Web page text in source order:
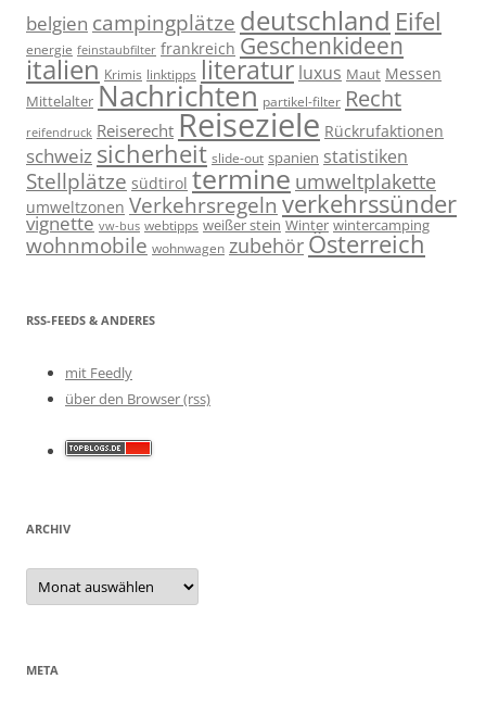
belgien campingplätze deutschland Eifel
energie feinstaubfilter frankreich Geschenkideen
italien Krimis linktipps literatur luxus Maut Messen
Mittelalter Nachrichten partikel-filter Recht
reifendruck Reiserecht Reiseziele Rückrufaktionen
schweiz sicherheit slide-out spanien statistiken
Stellplätze südtirol termine umweltplakette
umweltzonen Verkehrsregeln verkehrssünder
vignette vw-bus webtipps weißer stein Winter wintercamping
wohnmobile wohnwagen zubehör Österreich
RSS-FEEDS & ANDERES
mit Feedly
über den Browser (rss)
ARCHIV
Archiv
META